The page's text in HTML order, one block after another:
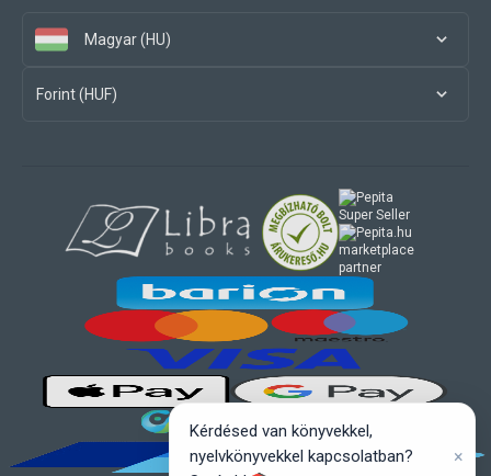
Magyar (HU)
Forint (HUF)
marketplace
partner
Kérdésed van könyvekkel,
nyelvkönyvekkel kapcsolatban?
×